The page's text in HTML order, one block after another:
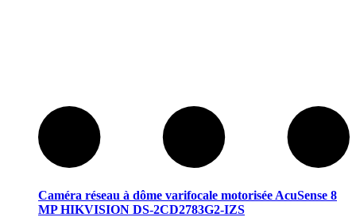
Caméra réseau à dôme varifocale motorisée AcuSense 8
MP HIKVISION DS-2CD2783G2-IZS